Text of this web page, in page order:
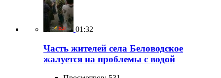
01:32
Часть жителей села Беловодское
жалуется на проблемы с водой